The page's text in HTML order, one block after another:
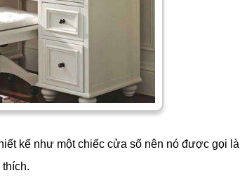
kế như một chiếc cửa sổ nên nó được gọi là